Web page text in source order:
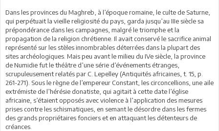
Dans les provinces du Maghreb, à l’époque romaine, le culte de Saturne,
qui perpétuait la vieille religiosité du pays, garda jusqu’au IIIe siècle sa
prépondérance dans les campagnes, malgré le triomphe et la
propagation de la religion chrétienne. Il avait conservé le sacrifice animal
représenté sur les stèles innombrables déterrées dans la plupart des
sites archéologiques. Mais peu avant le milieu du IVe siècle, la province
de Numidie fut le théâtre d’une série d’événements étranges,
scrupuleusement relatés par C. Lepelley (Antiquités africaines, t. 15, p.
261-271). Sous le règne de l’empereur Constant, les circoncellions, une aile
extrémiste de l’hérésie donatiste, qui agitait à cette date l’église
africaine, s’étaient opposés avec violence à l’application des mesures
prises contre les schismatiques, en semant le désordre dans les fermes
des grands propriétaires fonciers et en attaquant les détenteurs de
créances.